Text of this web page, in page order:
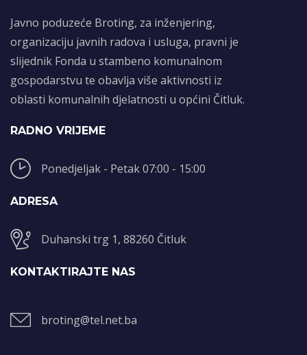
Javno poduzeće Broting, za inženjering,
organizaciju javnih radova i usluga, pravni je
slijednik Fonda u stambeno komunalnom
gospodarstvu te obavlja više aktivnosti iz
oblasti komunalnih djelatnosti u općini Čitluk.
RADNO VRIJEME
Ponedjeljak - Petak 07:00 - 15:00
ADRESA
Duhanski trg 1, 88260 Čitluk
KONTAKTIRAJTE NAS
broting@tel.net.ba